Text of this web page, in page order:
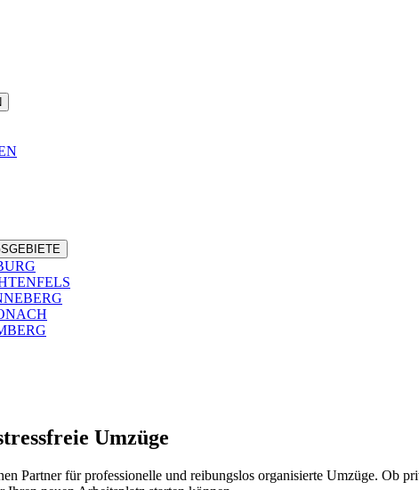
Umzüge
Partner für professionelle und reibungslos organisierte Umzüge. Ob